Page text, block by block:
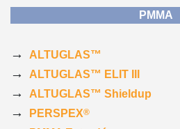
PMMA
→ ALTUGLAS™
→ ALTUGLAS™ ELIT III
→ ALTUGLAS™ Shieldup
→ PERSPEX®